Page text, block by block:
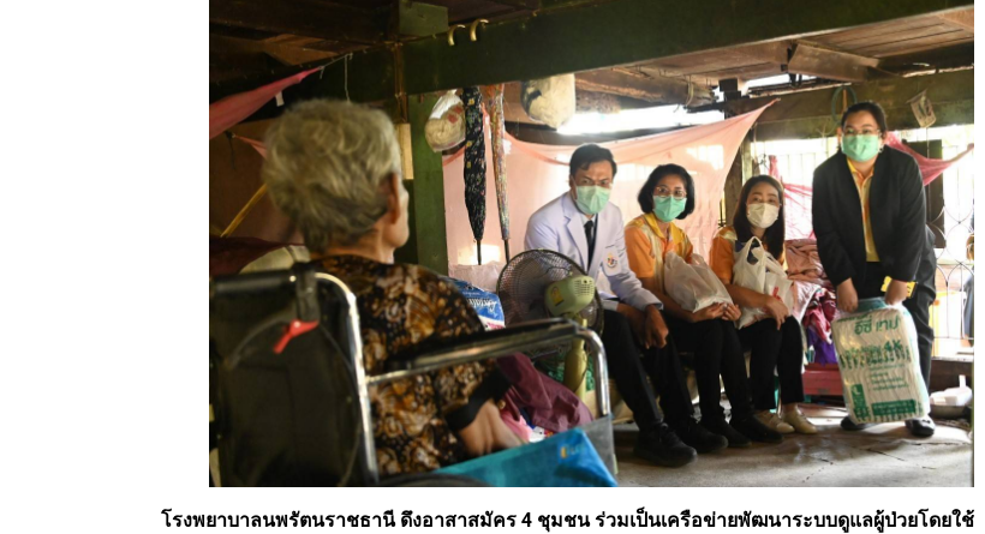
โรงพยาบาลนพรัตนราชธานี ดึงอาสาสมัคร 4 ชุมชน ร่วมเป็นเครือข่ายพัฒนาระบบดูแลผู้ป่วยโดยใช้